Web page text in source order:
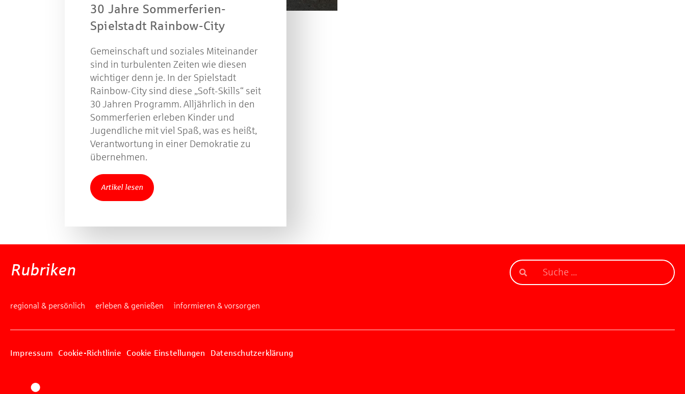
30 Jahre Sommerferien-
Spielstadt Rainbow-City
Gemeinschaft und soziales Miteinander
sind in turbulenten Zeiten wie diesen
wichtiger denn je. In der Spielstadt
Rainbow-City sind diese „Soft-Skills“ seit
30 Jahren Programm. Alljährlich in den
Sommerferien erleben Kinder und
Jugendliche mit viel Spaß, was es heißt,
Verantwortung in einer Demokratie zu
übernehmen.
Artikel lesen
Rubriken
regional & persönlich erleben & genießen informieren & vorsorgen
Impressum Cookie-Richtlinie Cookie Einstellungen Datenschutzerklärung
Gewinnspiel geschlossen